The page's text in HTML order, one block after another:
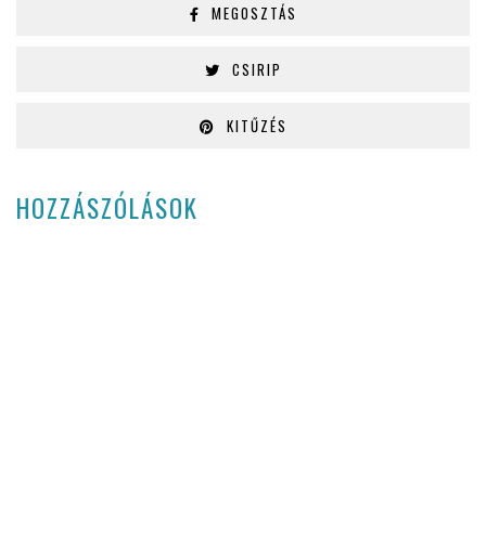
MEGOSZTÁS
CSIRIP
KITŰZÉS
HOZZÁSZÓLÁSOK